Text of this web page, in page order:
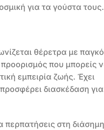
για τα γούστα τους.
θέρετρα με
προορισμός που μπορείς
εμπειρία ζωής. Έχει
διασκέδαση
στη διάσημη